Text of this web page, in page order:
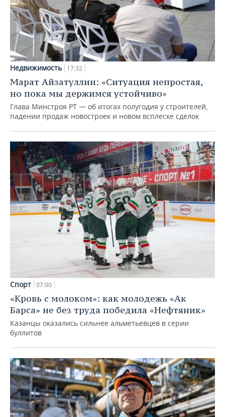
Недвижимость 17:32
Марат Айзатуллин: «Ситуация непростая,
но пока мы держимся устойчиво»
Глава Минстроя РТ — об итогах полугодия у строителей,
падении продаж новостроек и новом всплеске сделок
Спорт 07:00
«Кровь с молоком»: как молодежь «Ак
Барса» не без труда победила «Нефтяник»
Казанцы оказались сильнее альметьевцев в серии
буллитов